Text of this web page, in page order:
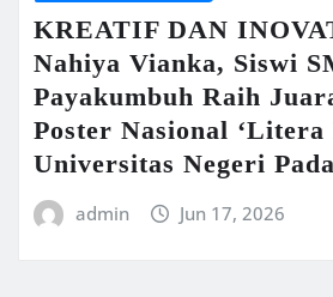
KREATIF DAN
Nahiya Vianka, Siswi
Payakumbuh Raih
Poster Nasional ‘Litera
Universitas Negeri
admin Jun 17, 2026